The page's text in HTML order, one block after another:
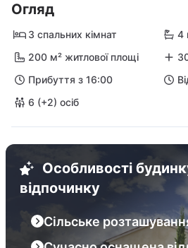
Огляд
3 спальних кімнат
4
200 м² житлової площі
Прибуття з 16:00
6 (+2) осіб
Особливості
відпочинку
Сільське